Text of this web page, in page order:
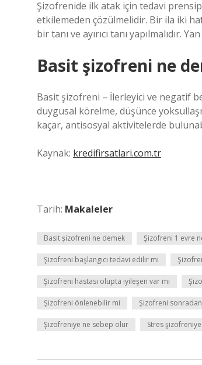
Şizofrenide ilk atak için tedavi
etkilemeden çözülmelidir. Bir ila iki
bir tanı ve ayırıcı tanı yapılmalıdır.
Basit şizofreni ne
Basit şizofreni – İlerleyici ve negatif
duygusal körelme, düşünce
kaçar, antisosyal aktivitelerde
Kaynak: kredifirsatlari.com.tr
Tarih: Makaleler
Basit şizofreni ne demek Şizofreni 1 evre
Şizofreni başlangıcı tedavi edilir mi
Şizofreni hastası olupta iyileşen var mı
Şizofreni önlenebilir mi Şizofreni
Şizofreniye ne sebep olur Stres